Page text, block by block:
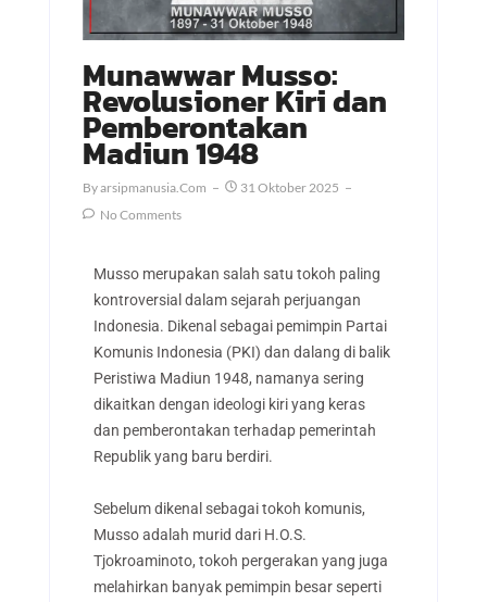
Munawwar Musso:
Revolusioner Kiri dan
Pemberontakan
Madiun 1948
ByArsipmanusia.com
31 Oktober 2025
No Comments
Musso merupakan salah satu tokoh paling
kontroversial dalam sejarah perjuangan
Indonesia. Dikenal sebagai pemimpin Partai
Komunis Indonesia (PKI) dan dalang di balik
Peristiwa Madiun 1948, namanya sering
dikaitkan dengan ideologi kiri yang keras
dan pemberontakan terhadap pemerintah
Republik yang baru berdiri.
Sebelum dikenal sebagai tokoh komunis,
Musso adalah murid dari H.O.S.
Tjokroaminoto, tokoh pergerakan yang juga
melahirkan banyak pemimpin besar seperti